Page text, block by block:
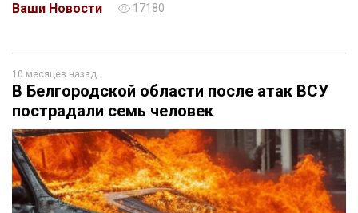
Ваши Новости
17180
10 месяцев назад
В Белгородской области после атак ВСУ
пострадали семь человек